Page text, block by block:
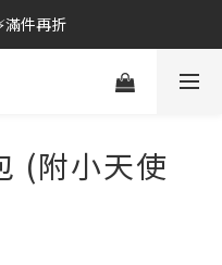
件85折
滿件再折
85折
(附小天使